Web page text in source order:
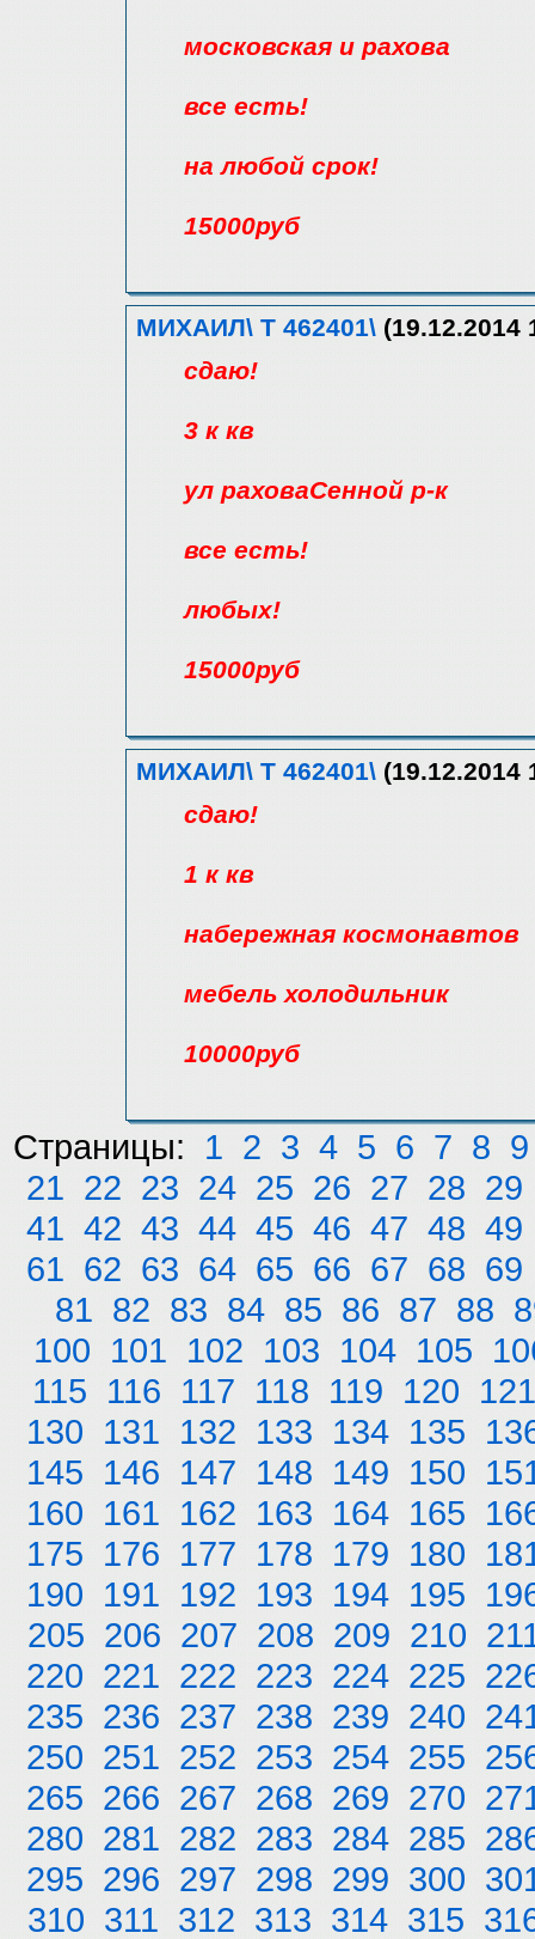
московская и рахова
все есть!
на любой срок!
15000руб
МИХАИЛ\ Т 462401\ (19.12.2014
сдаю!
3 к кв
ул раховаСенной р-к
все есть!
любых!
15000руб
МИХАИЛ\ Т 462401\ (19.12.2014
сдаю!
1 к кв
набережная космонавтов
мебель холодильник
10000руб
Страницы: 1 2 3 4 5 6 7 8 9
21 22 23 24 25 26 27 28 29
41 42 43 44 45 46 47 48 49
61 62 63 64 65 66 67 68 69
81 82 83 84 85 86 87 88
100 101 102 103 104 105
115 116 117 118 119 120 121
130 131 132 133 134 135
145 146 147 148 149 150
160 161 162 163 164 165
175 176 177 178 179 180
190 191 192 193 194 195
205 206 207 208 209 210
220 221 222 223 224 225
235 236 237 238 239 240
250 251 252 253 254 255
265 266 267 268 269 270
280 281 282 283 284 285
295 296 297 298 299 300
310 311 312 313 314 315